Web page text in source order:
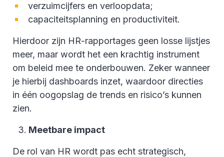
verzuimcijfers en verloopdata;
capaciteitsplanning en productiviteit.
Hierdoor zijn HR-rapportages geen losse lijstjes
meer, maar wordt het een krachtig instrument
om beleid mee te onderbouwen. Zeker wanneer
je hierbij dashboards inzet, waardoor directies
in één oogopslag de trends en risico’s kunnen
zien.
Meetbare impact
De rol van HR wordt pas echt strategisch,